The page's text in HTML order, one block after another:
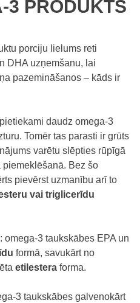
3 PRODUKTS
porciju lielums reti
DHA uzņemšanu, lai
pazemināšanos – kāds ir
daudz omega-3
Tomēr tas parasti ir grūts
varētu slēpties rūpīgā
Bez šo
pievērst uzmanību arī to
vai triglicerīdu
omega-3 taukskābes EPA un
formā, savukārt no
etilestera forma.
3 taukskābes galvenokārt